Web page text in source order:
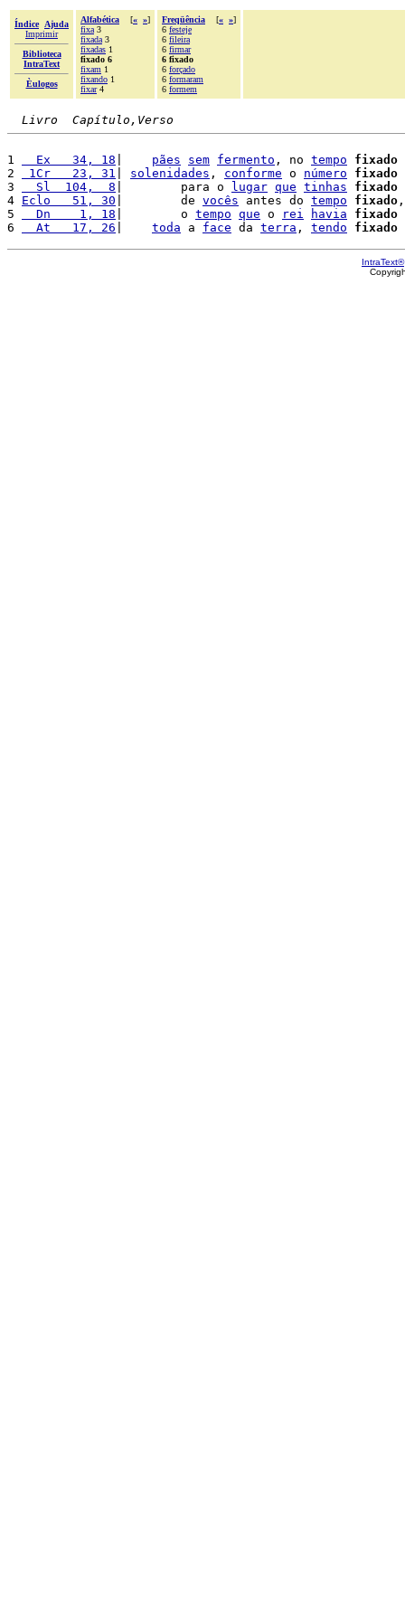
Índice
Ajuda
Imprimir
Biblioteca
IntraText
Èulogos
Alfabética [« »]
fixa 3
fixada 3
fixadas 1
fixado 6
fixam 1
fixando 1
fixar4
Freqüência [« »]
6 festeje
6 fileira
6 firmar
6 fixado
6 forçado
6 formaram
6 formem
Livro  Capítulo,Verso
1
  Ex   34, 18
pães sem fermento , no tempo fixado
2
1Cr   23, 31 solenidades , conforme o número fixado
3
  Sl  104,  8
|        para o lugar que tinhas fixado
4 Eclo   51, 30 |        de vocês antes do tempo fixado
5
  Dn    1, 18
|        o tempo que o rei havia fixado
6
  At   17, 26
toda a face da terra , tendo fixado
IntraText®